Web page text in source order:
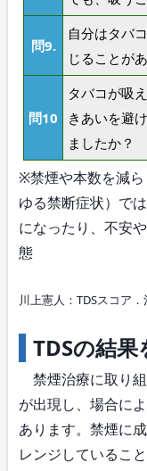
問9.
自分はタバ
じることが
問10
タバコが吸
きあいを避
ましたか？
※禁煙や本数を減
ゆる禁断症状）で
になったり、不安
態
川上憲人：TDSスコア
TDSの結果
禁煙治療に取り
が出現し、場合に
あります。禁煙に
レンジしているこ